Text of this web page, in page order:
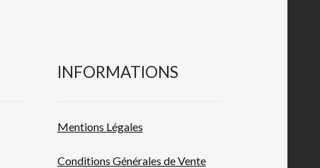
INFORMATIONS
Mentions Légales
Conditions Générales deVente